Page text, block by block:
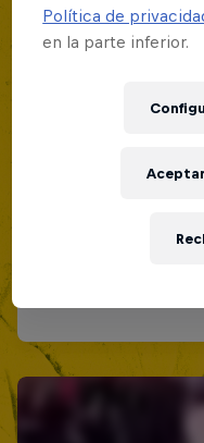
Política de
en la parte inferior.